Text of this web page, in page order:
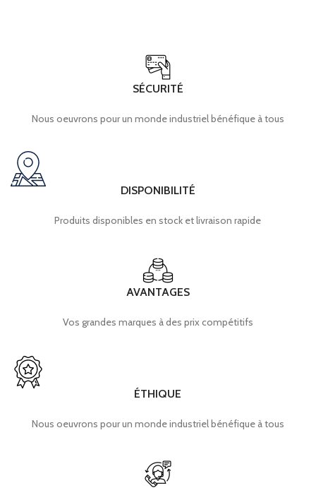
SÉCURITÉ
Nous oeuvrons pour un monde industriel bénéfique à tous
DISPONIBILITÉ
Produits disponibles en stock et livraison rapide
AVANTAGES
Vos grandes marques à des prix compétitifs
ÉTHIQUE
Nous oeuvrons pour un monde industriel bénéfique à tous